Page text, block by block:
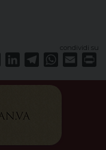
condividi su
PinterestLinkedInTelegramWhatsApp
Email